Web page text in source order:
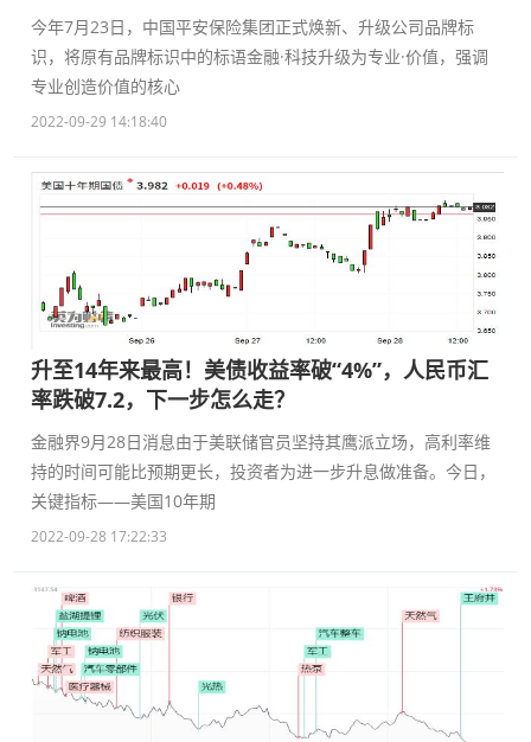
今年7月23日，中国平安保险集团正式焕新、升级公司品牌标
识，将原有品牌标识中的标语金融·科技升级为专业·价值，强调
专业创造价值的核心
2022-09-29 14:18:40
升至14年来最高！美债收益率破“4%”，人民币汇
率跌破7.2，下一步怎么走？
金融界9月28日消息由于美联储官员坚持其鹰派立场，高利率维
持的时间可能比预期更长，投资者为进一步升息做准备。今日，
关键指标——美国10年期
2022-09-28 17:22:33